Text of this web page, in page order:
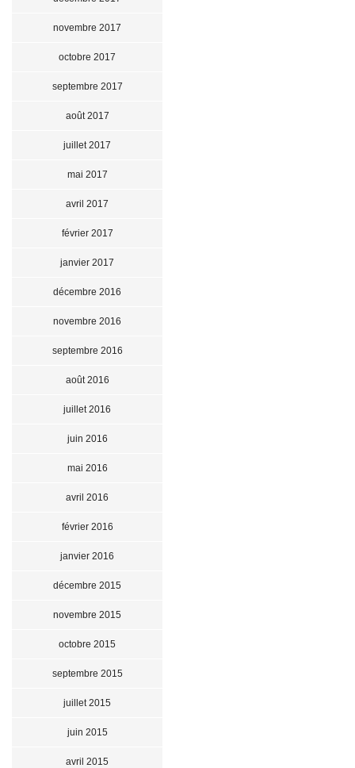
novembre 2017
octobre 2017
septembre 2017
août 2017
juillet 2017
mai 2017
avril 2017
février 2017
janvier 2017
décembre 2016
novembre 2016
septembre 2016
août 2016
juillet 2016
juin 2016
mai 2016
avril 2016
février 2016
janvier 2016
décembre 2015
novembre 2015
octobre 2015
septembre 2015
juillet 2015
juin 2015
avril 2015